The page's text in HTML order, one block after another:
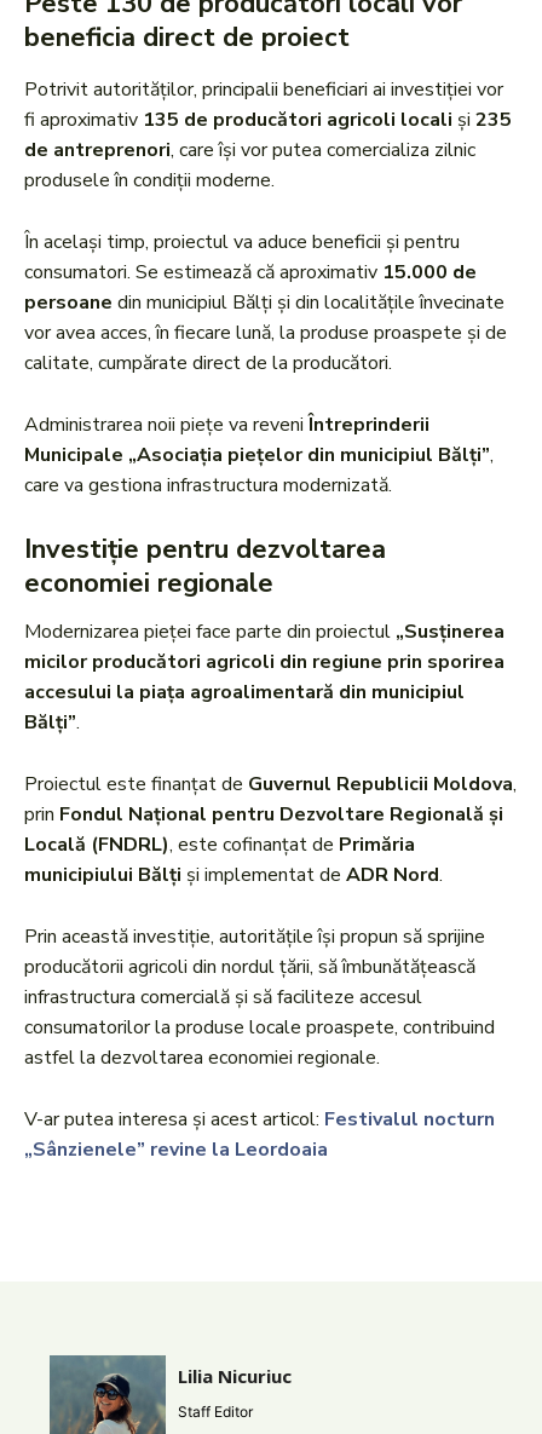
beneficia direct de proiect
Potrivit autorităților, principalii beneficiari ai investiției vor
fi aproximativ 135 de producători agricoli locali și 235
de antreprenori, care își vor putea comercializa zilnic
produsele în condiții moderne.
În același timp, proiectul va aduce beneficii și pentru
consumatori. Se estimează că aproximativ 15.000 de
persoane din municipiul Bălți și din localitățile învecinate
vor avea acces, în fiecare lună, la produse proaspete și de
calitate, cumpărate direct de la producători.
Administrarea noii piețe va reveniÎntreprinderii
Municipale „Asociația piețelor din municipiul Bălți”,
care va gestiona infrastructura modernizată.
Investiție pentru dezvoltarea
economiei regionale
Modernizarea pieței face parte din proiectul „Susținerea
micilor producători agricoli din regiune prin sporirea
accesului la piața agroalimentară din municipiul
Bălți”.
Proiectul este finanțat de Guvernul Republicii Moldova,
prin Fondul Național pentru Dezvoltare Regională și
Locală (FNDRL), este cofinanțat de Primăria
municipiului Bălți și implementat de ADR Nord.
Prin această investiție, autoritățile își propun să sprijine
producătorii agricoli din nordul țării, să îmbunătățească
infrastructura comercială și să faciliteze accesul
consumatorilor la produse locale proaspete, contribuind
astfel la dezvoltarea economiei regionale.
V-ar putea interesa și acest articol: Festivalul nocturn
„Sânzienele” revine la Leordoaia
Lilia Nicuriuc
Staff Editor